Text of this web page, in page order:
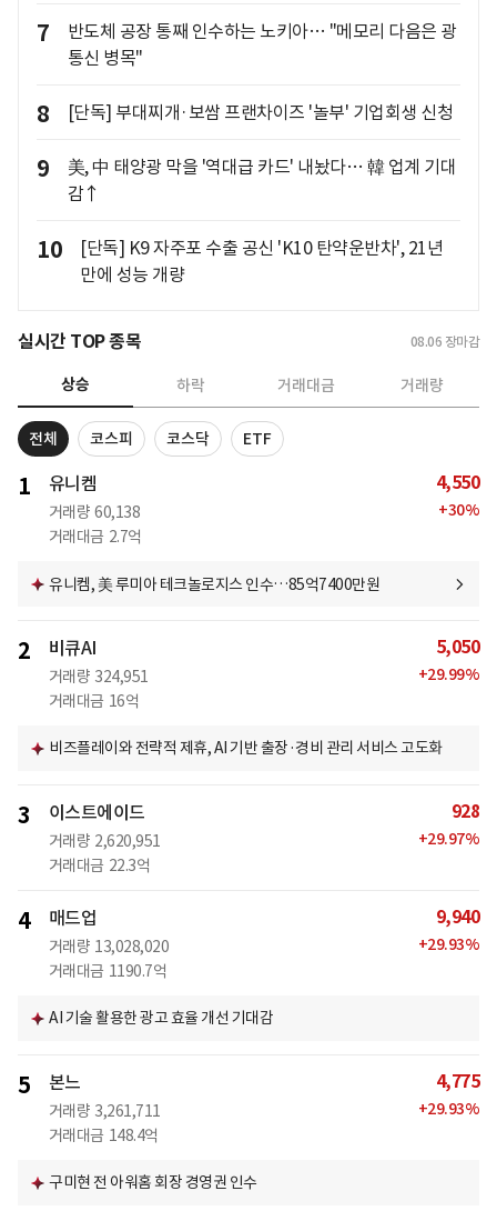
7
반도체 공장 통째 인수하는 노키아… "메모리 다음은 광
통신 병목"
8 [단독] 부대찌개·보쌈 프랜차이즈 '놀부' 기업회생 신청
9
美, 中 태양광 막을 '역대급 카드' 내놨다… 韓 업계 기대
감↑
10
[단독] K9 자주포 수출 공신 'K10 탄약운반차', 21년
만에 성능 개량
실시간 TOP 종목 08.06 장마감
상승 하락 거래대금 거래량
전체 코스피 코스닥 ETF
1 유니켐
거래량 60,138
거래대금 2.7억
4,550
+30%
유니켐, 美 루미아 테크놀로지스 인수…85억7400만원
2 비큐AI
거래량 324,951
거래대금 16억
5,050
+29.99%
비즈플레이와 전략적 제휴, AI 기반 출장·경비 관리 서비스 고도화
3 이스트에이드
거래량 2,620,951
거래대금 22.3억
928
+29.97%
4 매드업
거래량 13,028,020
거래대금 1190.7억
9,940
+29.93%
AI 기술 활용한 광고 효율 개선 기대감
5 본느
거래량 3,261,711
거래대금 148.4억
4,775
+29.93%
구미현 전 아워홈 회장 경영권 인수